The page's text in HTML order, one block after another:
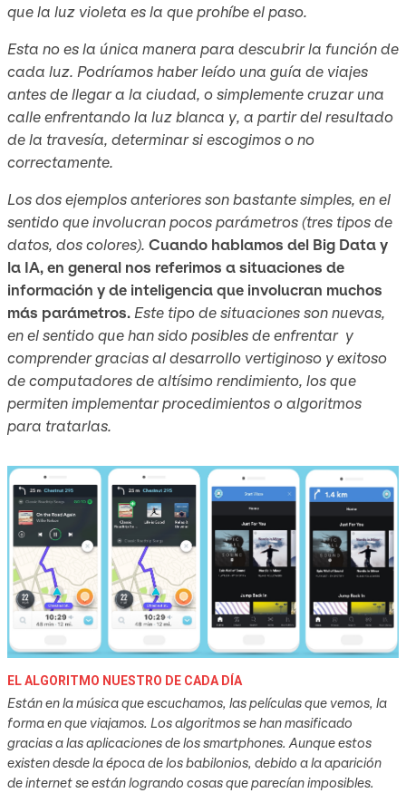
que la luz violeta es la que prohíbe el paso.
Esta no es la única manera para descubrir la función de
cada luz. Podríamos haber leído una guía de viajes
antes de llegar a la ciudad, o simplemente cruzar una
calle enfrentando la luz blanca y, a partir del resultado
de la travesía, determinar si escogimos o no
correctamente.
Los dos ejemplos anteriores son bastante simples, en el
sentido que involucran pocos parámetros (tres tipos de
datos, dos colores). Cuando hablamos del Big Data y
la IA, en general nos referimos a situaciones de
información y de inteligencia que involucran muchos
más parámetros. Este tipo de situaciones son nuevas,
en el sentido que han sido posibles de enfrentar y
comprender gracias al desarrollo vertiginoso y exitoso
de computadores de altísimo rendimiento, los que
permiten implementar procedimientos o algoritmos
para tratarlas.
EL ALGORITMO NUESTRO DE CADA DÍA
Están en la música que escuchamos, las películas que vemos, la
forma en que viajamos. Los algoritmos se han masificado
gracias a las aplicaciones de los smartphones. Aunque estos
existen desde la época de los babilonios, debido a la aparición
de internet se están logrando cosas que parecían imposibles.